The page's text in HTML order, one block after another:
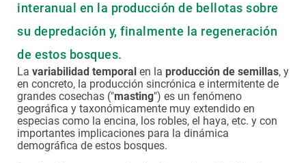
interanual en la producción de bellotas sobre
su depredación y, finalmente la regeneración
de estos bosques.
La variabilidad temporal en la producción de semillas, y
en concreto, la producción sincrónica e intermitente de
grandes cosechas ("masting") es un fenómeno
geográfica y taxonómicamente muy extendido en
especias como la encina, los robles, el haya, etc. y con
importantes implicaciones para la dinámica
demográfica de estos bosques.